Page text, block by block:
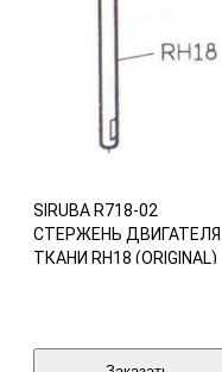
SIRUBA R718-02
СТЕРЖЕНЬ ДВИГАТЕЛЯ
ТКАНИ RH18 (ORIGINAL)